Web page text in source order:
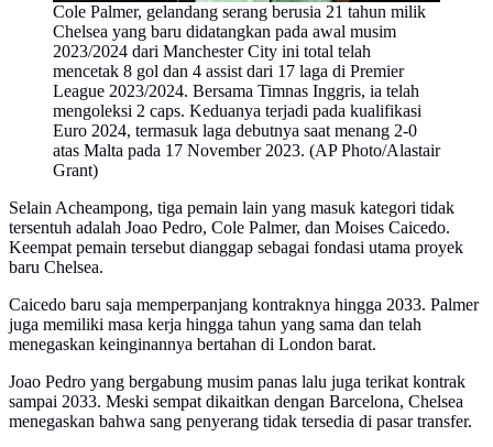
Cole Palmer, gelandang serang berusia 21 tahun milik
Chelsea yang baru didatangkan pada awal musim
2023/2024 dari Manchester City ini total telah
mencetak 8 gol dan 4 assist dari 17 laga di Premier
League 2023/2024. Bersama Timnas Inggris, ia telah
mengoleksi 2 caps. Keduanya terjadi pada kualifikasi
Euro 2024, termasuk laga debutnya saat menang 2-0
atas Malta pada 17 November 2023. (AP Photo/Alastair
Grant)
Selain Acheampong, tiga pemain lain yang masuk kategori tidak
tersentuh adalah Joao Pedro, Cole Palmer, dan Moises Caicedo.
Keempat pemain tersebut dianggap sebagai fondasi utama proyek
baru Chelsea.
Caicedo baru saja memperpanjang kontraknya hingga 2033. Palmer
juga memiliki masa kerja hingga tahun yang sama dan telah
menegaskan keinginannya bertahan di London barat.
Joao Pedro yang bergabung musim panas lalu juga terikat kontrak
sampai 2033. Meski sempat dikaitkan dengan Barcelona, Chelsea
menegaskan bahwa sang penyerang tidak tersedia di pasar transfer.